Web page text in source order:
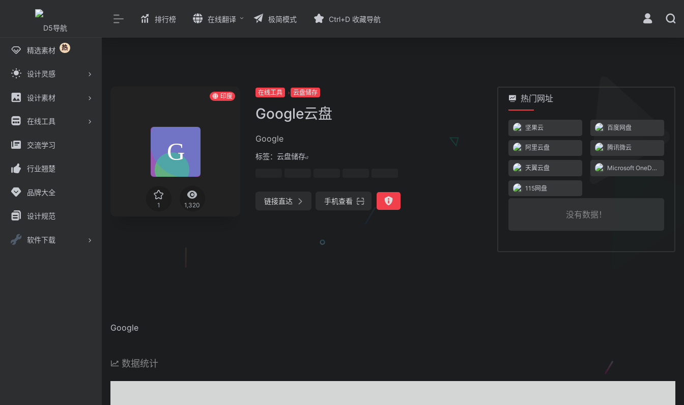
精选素材 热
设计灵感
设计素材
在线工具
交流学习
行业翘楚
品牌大全
设计规范
软件下载
排行榜 在线翻译 极简模式 Ctrl+D 收藏导航
印度
1 1,320
在线工具 云盘储存
Google云盘
Google
标签： 云盘储存
链接直达 手机查看
热门网址
坚果云 百度网盘
阿里云盘 腾讯微云
天翼云盘 Microsoft OneDrive
115网盘
没有数据！
Google
数据统计